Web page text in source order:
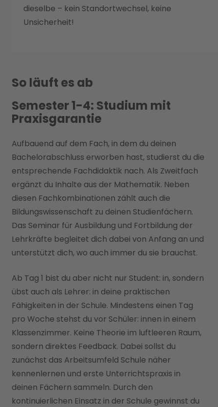
dieselbe – kein Standortwechsel, keine
Unsicherheit!
So läuft es ab
Semester 1-4: Studium mit
Praxisgarantie
Aufbauend auf dem Fach, in dem du deinen
Bachelorabschluss erworben hast, studierst du die
entsprechende Fachdidaktik nach. Als Zweitfach
ergänzt du Inhalte aus der Mathematik. Neben
diesen Fachkombinationen zählt auch die
Bildungswissenschaft zu deinen Studienfächern.
Das Seminar für Ausbildung und Fortbildung der
Lehrkräfte begleitet dich dabei von Anfang an und
unterstützt dich, wo auch immer du sie brauchst.
Ab Tag 1 bist du aber nicht nur Student: in, sondern
übst auch als Lehrer: in deine praktischen
Fähigkeiten in der Schule. Mindestens einen Tag
pro Woche stehst du vor Schüler: innen in einem
Klassenzimmer. Keine Theorie im luftleeren Raum,
sondern direktes Feedback. Dabei sollst du
zunächst das Arbeitsumfeld Schule näher
kennenlernen und erste Unterrichtspraxis in
deinen Fächern sammeln. Durch den
kontinuierlichen Einsatz in der Schule gewinnst du